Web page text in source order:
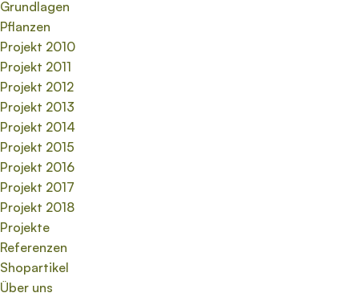
Grundlagen
Pflanzen
Projekt 2010
Projekt 2011
Projekt 2012
Projekt 2013
Projekt 2014
Projekt 2015
Projekt 2016
Projekt 2017
Projekt 2018
Projekte
Referenzen
Shopartikel
Über uns